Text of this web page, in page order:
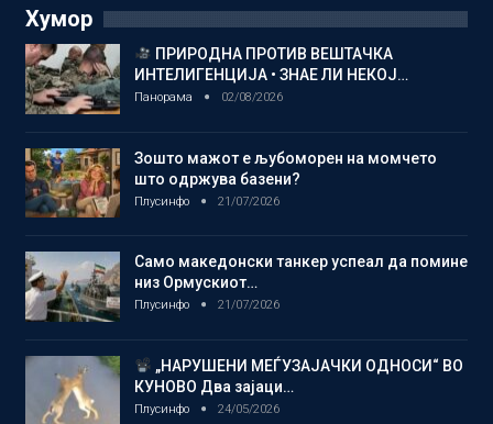
Хумор
ПРИРОДНА ПРОТИВ ВЕШТАЧКА
ИНТЕЛИГЕНЦИЈА • ЗНАЕ ЛИ НЕКОЈ…
Панорама 02/08/2026
Зошто мажот е љубоморен на момчето
што одржува базени?
Плусинфо 21/07/2026
Само македонски танкер успеал да помине
низ Ормускиот…
Плусинфо 21/07/2026
„НАРУШЕНИ МЕЃУЗАЈАЧКИ ОДНОСИ“ ВО
КУНОВО Два зајаци…
Плусинфо 24/05/2026